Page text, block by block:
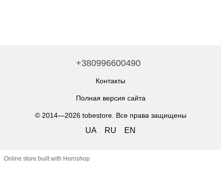
+380996600490
Контакты
Полная версия сайта
© 2014—2026 tobestore. Все права защищены
UA RU EN
Online store built with Horoshop